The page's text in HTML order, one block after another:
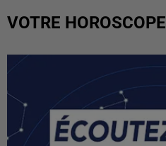
VOTRE HOROSCOPE